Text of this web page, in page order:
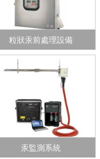
粒狀汞前處理設備
汞監測系統